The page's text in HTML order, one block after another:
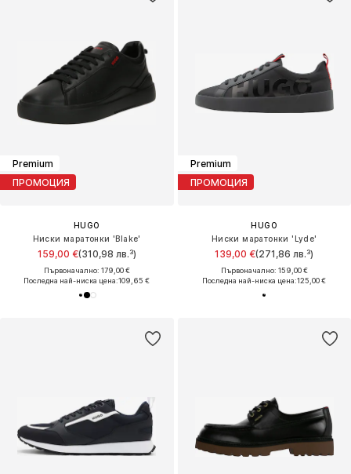
Premium
ПРОМОЦИЯ
HUGO
Ниски маратонки 'Blake'
159,00 €(310,98 лв.³)
Първоначално: 179,00 €
Последна най-ниска цена:109,65 €
Premium
ПРОМОЦИЯ
HUGO
Ниски маратонки 'Lyde'
139,00 €(271,86 лв.³)
Първоначално: 159,00 €
Последна най-ниска цена:125,00 €